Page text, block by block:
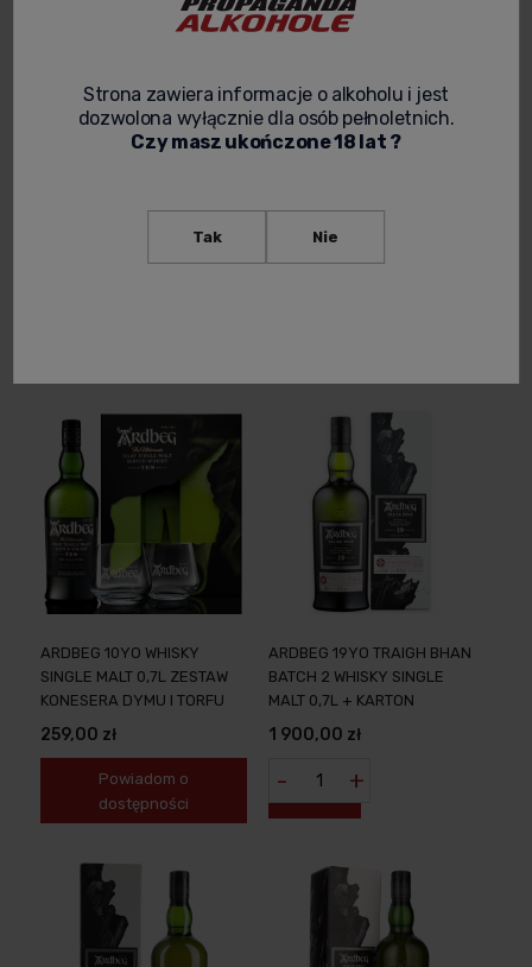
ONLINE
ARDBEG 10YO WHISKY
SINGLE MALT 0,7L ZESTAW
KONESERA DYMU I TORFU
259,00 zł
Powiadom o
dostępności
ARDBEG 19YO TRAIGH BHAN
BATCH 2 WHISKY SINGLE
MALT 0,7L + KARTON
1 900,00 zł
- +
Strona zawiera informacje o alkoholu i jest
dozwolona wyłącznie dla osób pełnoletnich.
Czy masz ukończone 18 lat ?
Tak Nie